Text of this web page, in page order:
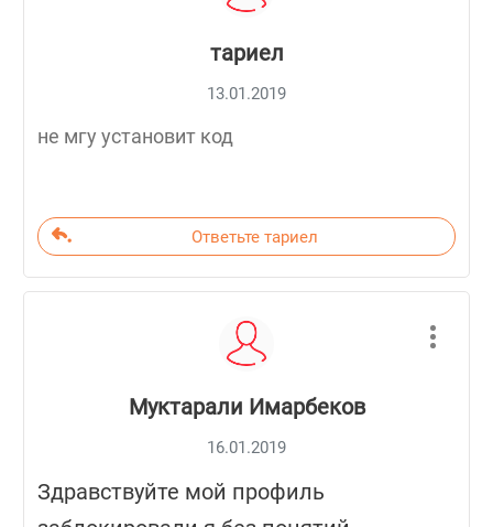
тариел
13.01.2019
не мгу установит код
Ответьте тариел
Муктарали Имарбеков
16.01.2019
Здравствуйте мой профиль